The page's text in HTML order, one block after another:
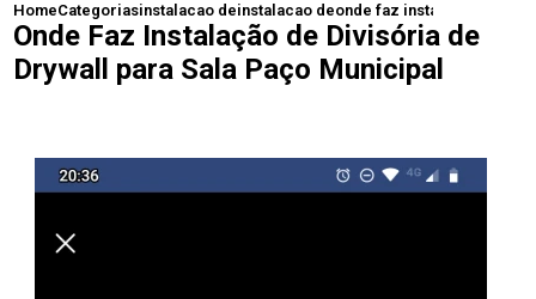
HomeCategoriasinstalacao de divisorias de drywall
instalacao de divisoria de gesso drywall
onde faz instalacao de
Onde Faz Instalação de Divisória de
Drywall para Sala Paço Municipal